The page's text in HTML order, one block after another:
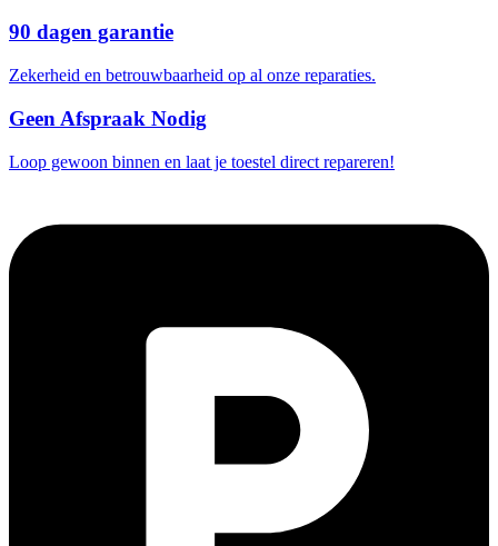
90 dagen garantie
Zekerheid en betrouwbaarheid op al onze reparaties.
Geen Afspraak Nodig
Loop gewoon binnen en laat je toestel direct repareren!